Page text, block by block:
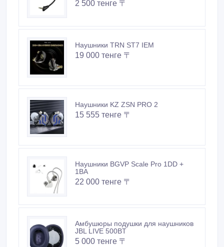
2 500 тенге 〒
Наушники TRN ST7 IEM
19 000 тенге 〒
Наушники KZ ZSN PRO 2
15 555 тенге 〒
Наушники BGVP Scale Pro 1DD +
1BA
22 000 тенге 〒
Амбушюры подушки для наушников
JBL LIVE 500BT
5 000 тенге 〒